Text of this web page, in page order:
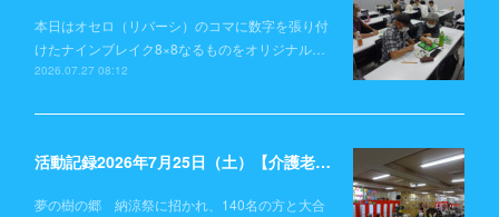
本日はオセロ（リバーシ）のコマに数字を張り付
けたナインブレイク8×8なるものをオリジナル…
2026.07.27 08:12
活動記録2026年7月25日（土）【介護老人保健施設 夢の樹の郷】
夢の樹の郷 納涼祭に招かれ、140名の方と大合